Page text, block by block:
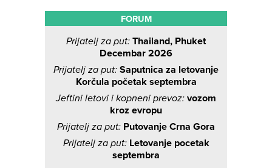
FORUM
Prijatelj za put: Thailand, Phuket
Decembar 2026
Prijatelj za put: Saputnica za letovanje
Korčula početak septembra
Jeftini letovi i kopneni prevoz: vozom
kroz evropu
Prijatelj za put: Putovanje Crna Gora
Prijatelj za put: Letovanje pocetak
septembra